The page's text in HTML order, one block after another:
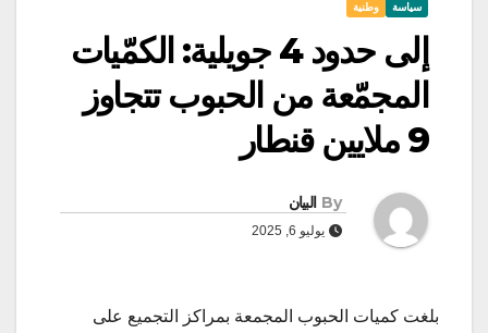
سياسة وطنية
إلى حدود 4 جويلية: الكمّيات
المجمّعة من الحبوب تتجاوز
9 ملايين قنطار
By البيان
يوليو 6, 2025
بلغت كميات الحبوب المجمعة بمراكز التجميع على